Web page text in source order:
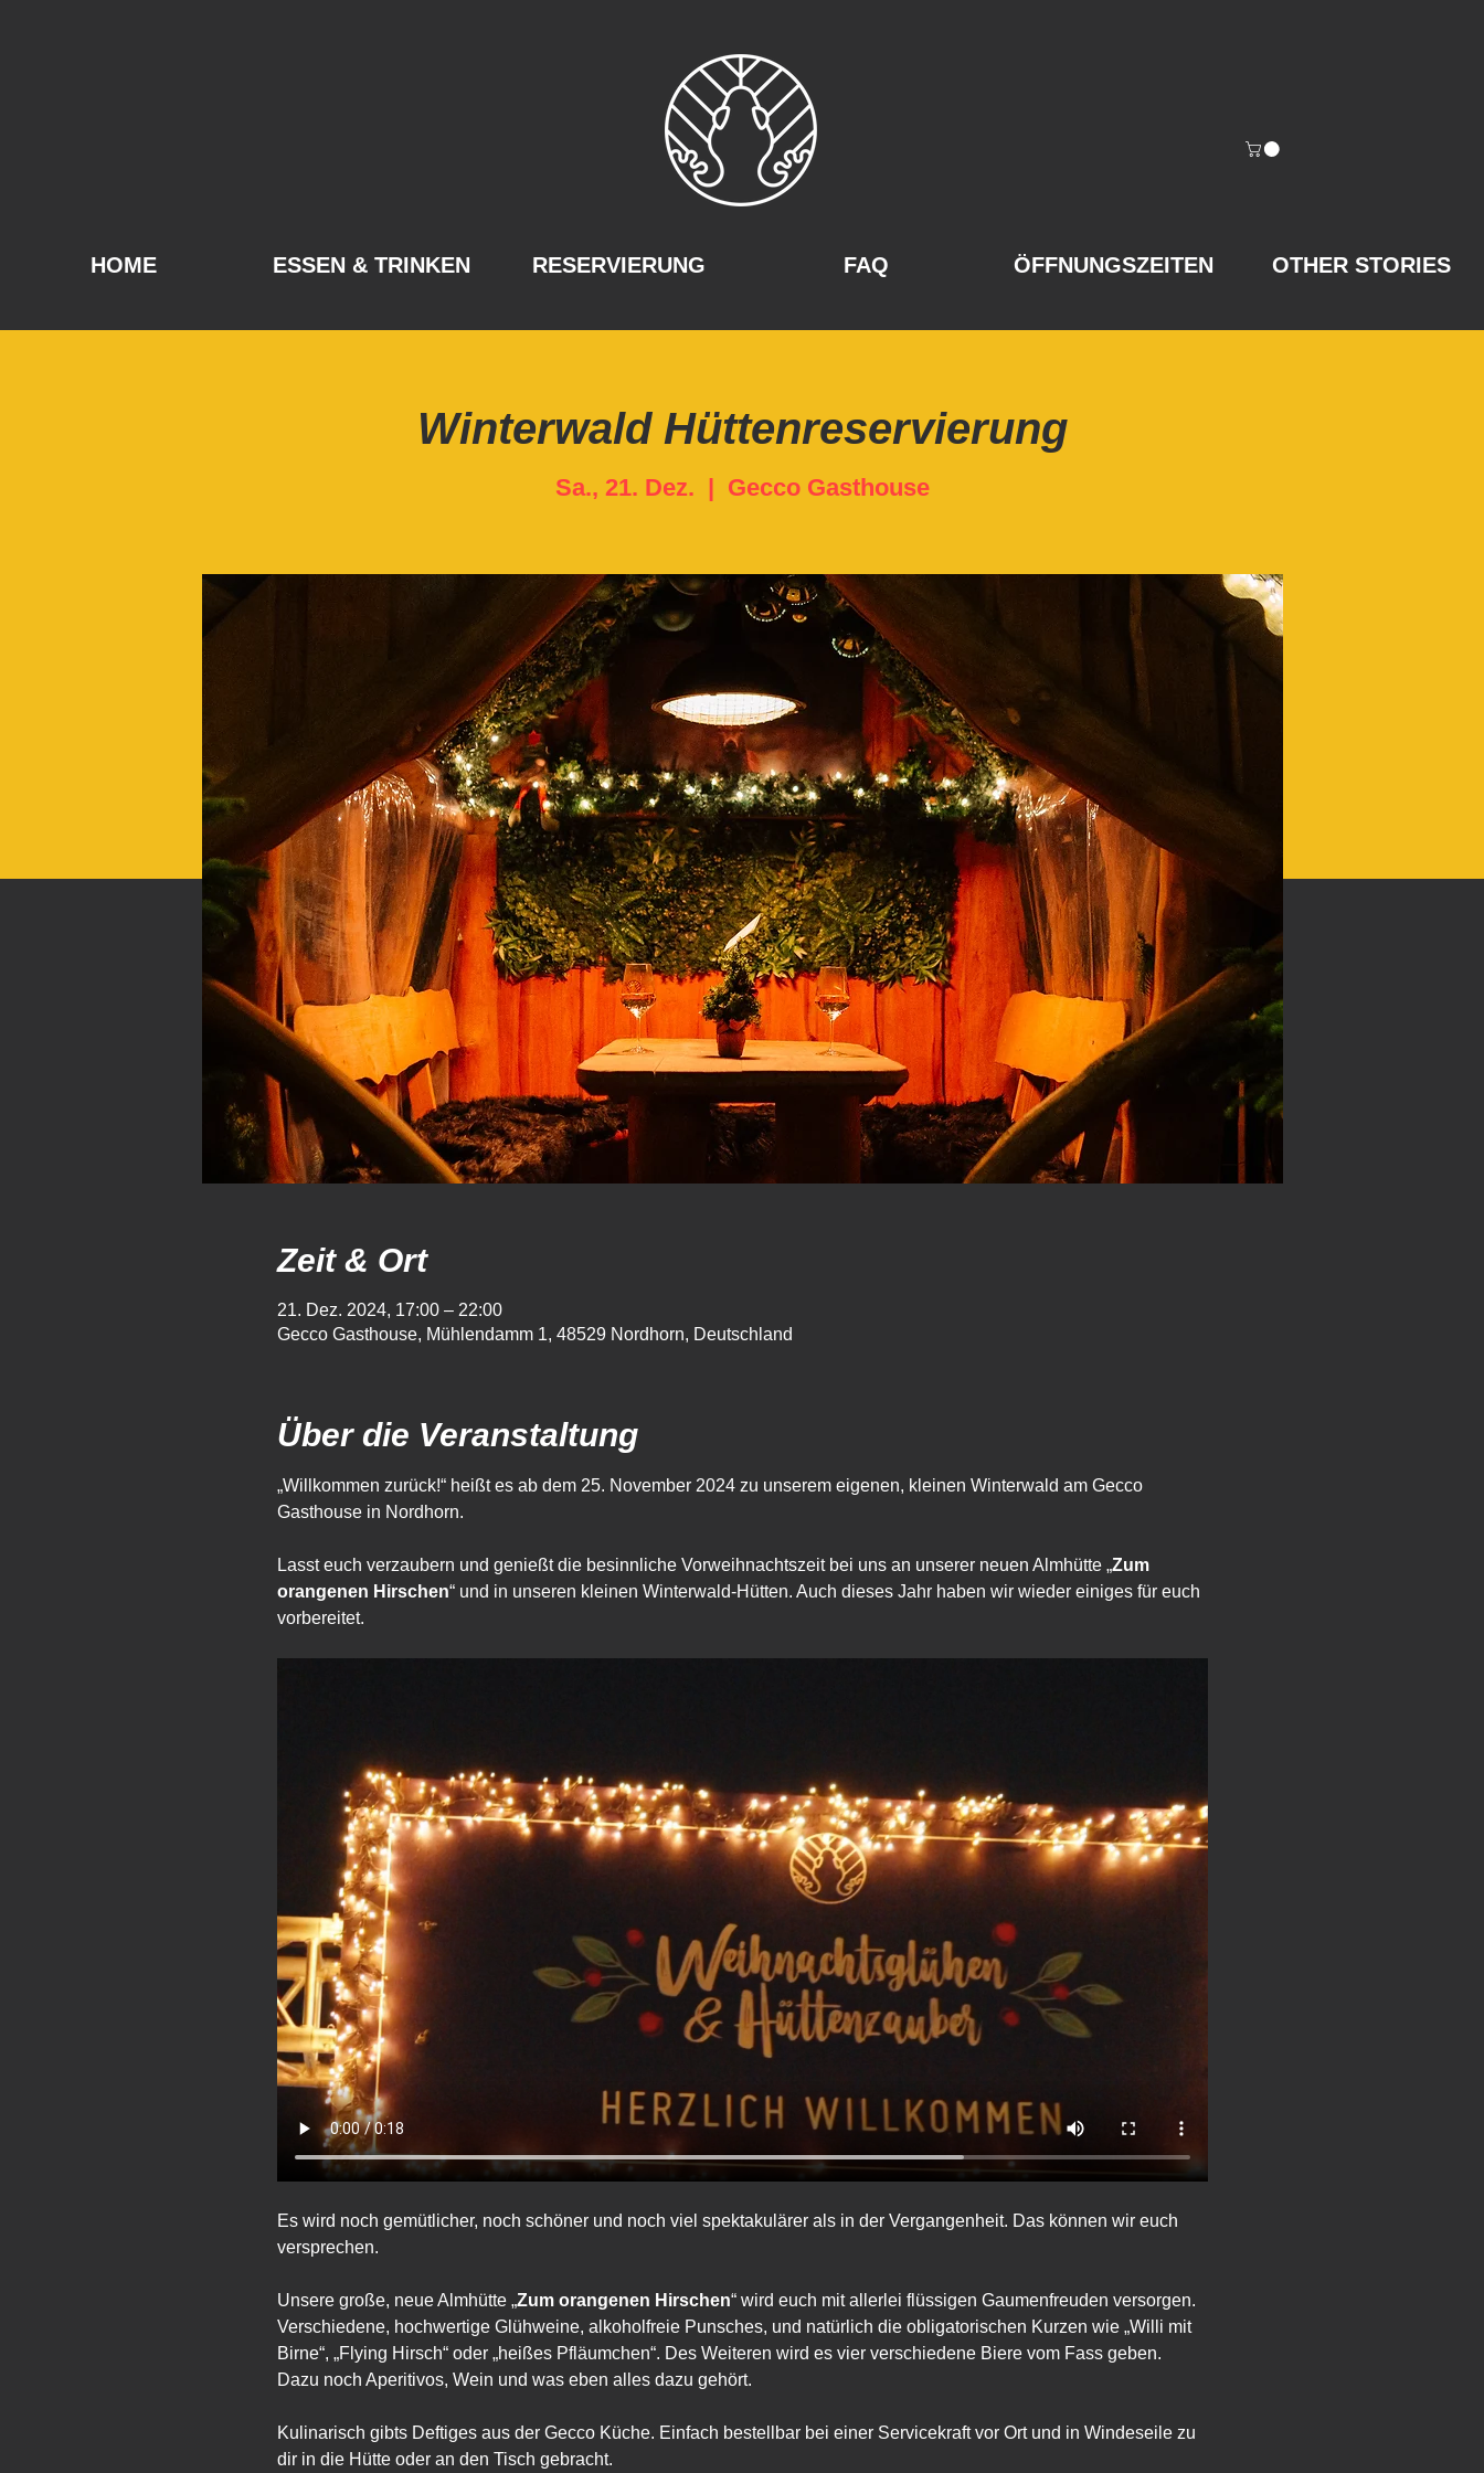
HOME ESSEN & TRINKEN RESERVIERUNG FAQ ÖFFNUNGSZEITEN OTHER STORIES
Winterwald Hüttenreservierung
Sa., 21. Dez.
  |
Gecco Gasthouse
Zeit & Ort
21. Dez. 2024, 17:00 – 22:00
Gecco Gasthouse, Mühlendamm 1, 48529 Nordhorn, Deutschland
Über die Veranstaltung
„Willkommen zurück!“ heißt es ab dem 25. November 2024 zu unserem eigenen, kleinen Winterwald am Gecco
Gasthouse in Nordhorn.
Lasst euch verzaubern und genießt die besinnliche Vorweihnachtszeit bei uns an unserer neuen Almhütte „Zum
orangenen Hirschen“ und in unseren kleinen Winterwald-Hütten. Auch dieses Jahr haben wir wieder einiges für euch
vorbereitet.
Es wird noch gemütlicher, noch schöner und noch viel spektakulärer als in der Vergangenheit. Das können wir euch
versprechen.
Unsere große, neue Almhütte „Zum orangenen Hirschen“ wird euch mit allerlei flüssigen Gaumenfreuden versorgen.
Verschiedene, hochwertige Glühweine, alkoholfreie Punsches, und natürlich die obligatorischen Kurzen wie „Willi mit
Birne“, „Flying Hirsch“ oder „heißes Pfläumchen“. Des Weiteren wird es vier verschiedene Biere vom Fass geben.
Dazu noch Aperitivos, Wein und was eben alles dazu gehört.
Kulinarisch gibts Deftiges aus der Gecco Küche. Einfach bestellbar bei einer Servicekraft vor Ort und in Windeseile zu
dir in die Hütte oder an den Tisch gebracht.